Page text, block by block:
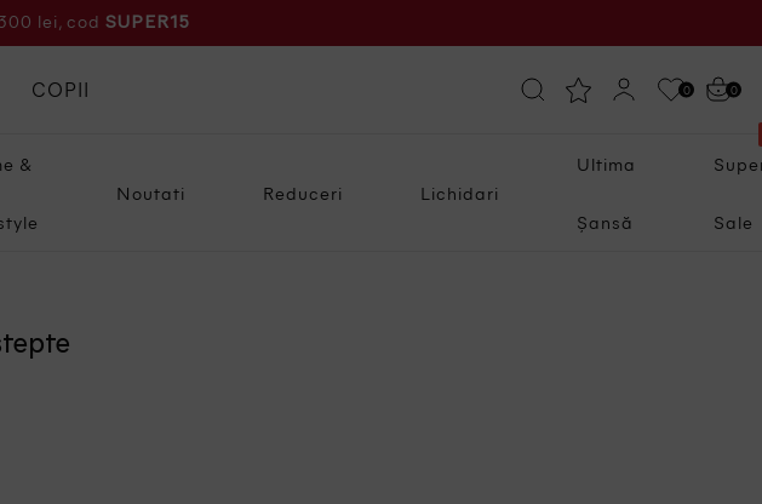
lei, cod SUPER15
0 0
&
Noutati Reduceri Lichidari
Ultima
Șansă Sale
COPII